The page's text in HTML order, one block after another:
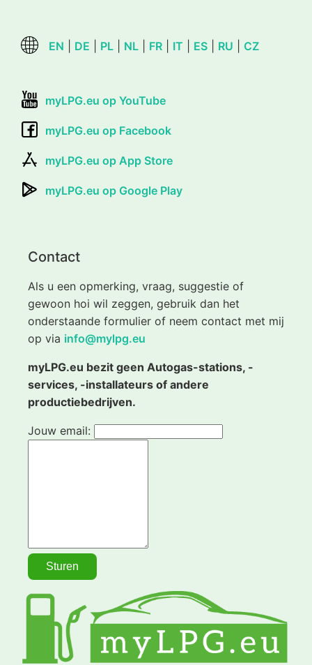
EN DE PL NL FR IT ES RU CZ
myLPG.eu op YouTube
myLPG.eu op Facebook
myLPG.eu op App Store
myLPG.eu op Google Play
Contact
Als u een opmerking, vraag, suggestie of
gewoon hoi wil zeggen, gebruik dan het
onderstaande formulier of neem contact met mij
op via info@mylpg.eu
myLPG.eu bezit geen Autogas-stations, -
services, -installateurs of andere
productiebedrijven.
Jouw email: